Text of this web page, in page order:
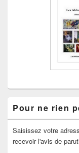
Pour ne rien
Saisissez votre
recevoir l'avis de